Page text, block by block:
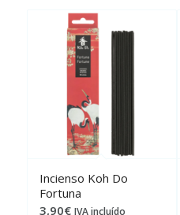
Incienso Koh Do
Fortuna
3,90€ IVA incluído